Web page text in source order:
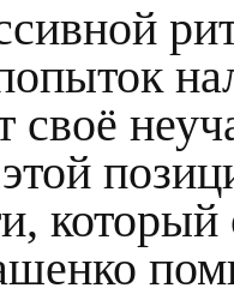
своё